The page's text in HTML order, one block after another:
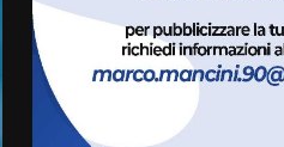
7
La magia
prima
Belvedere.
6 Agosto